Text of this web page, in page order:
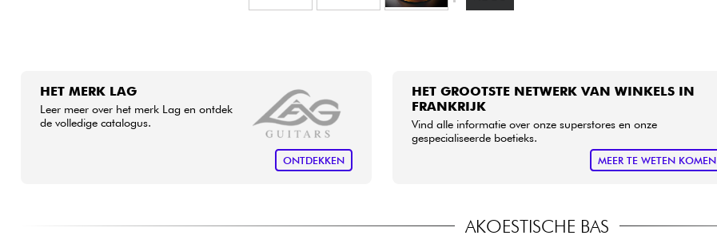
HET MERK LAG
Leer meer over het merk Lag en ontdek
de volledige catalogus.
ONTDEKKEN
HET GROOTSTE NETWERK VAN WINKELS IN
FRANKRIJK
Vind alle informatie over onze superstores en onze
gespecialiseerde boetieks.
MEER TE WETEN KOMEN
AKOESTISCHE BAS